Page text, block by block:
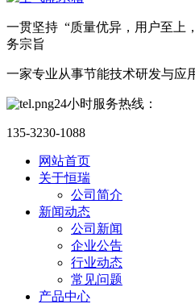
一贯坚持 “质量优异，用户至上
务宗旨
一家专业从事节能技术研发与应
24小时服务热线：
135-3230-1088
网站首页
关于恒瑞
公司简介
新闻动态
公司新闻
企业公告
行业动态
常见问题
产品中心